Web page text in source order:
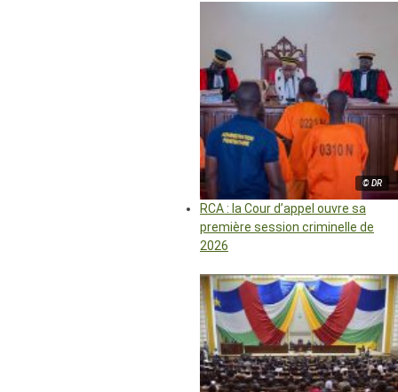
© DR
RCA : la Cour d’appel ouvre sa
première session criminelle de
2026